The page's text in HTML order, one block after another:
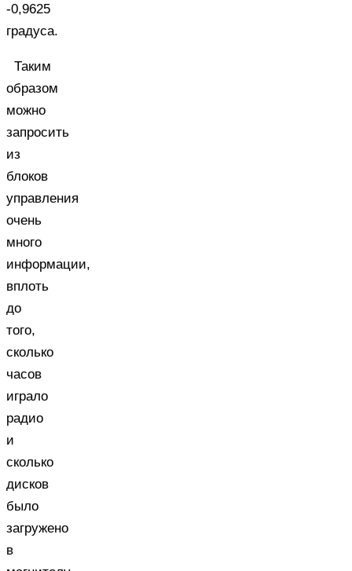
-0,9625
градуса.
Таким
образом
можно
запросить
из
блоков
управления
очень
много
информации,
вплоть
до
того,
сколько
часов
играло
радио
и
сколько
дисков
было
загружено
в